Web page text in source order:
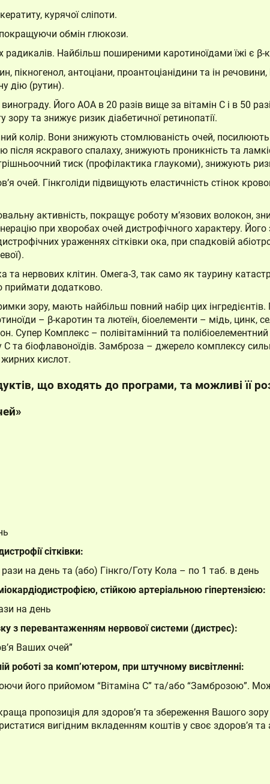
курячої сліпоти.
покращуючи обмін глюкози.
радикалів. Найбільш поширеними каротиноїдами їжі є β-
пікногенол, антоціани, проантоціанідини та ін
дію (рутин).
Його АОА в 20 разів вище за вітамін С і в 50
та знижує ризик діабетичної ретинопатії.
колір. Вони знижують стомлюваність очей, посилюють
яскравого спалаху, знижують проникність та
тиск (профілактика глаукоми), знижують
очей. Гінкголіди підвищують еластичність стінок
активність, покращує роботу м’язових волокон,
при хворобах очей дистрофічного характеру.
ураженнях сітківки ока, при спадковій
та нервових клітин. Омега-3, так само як таурину
приймати додатково.
зору, мають найбільш повний набір цих
– β-каротин та лютеїн, біоелементи – мідь, цинк,
Супер Комплекс – полівітамінний та
та біофлавоноїдів. Замброза – джерело комплексу
кислот.
що входять до програми, та можливі її
сітківки:
на день та (або) Гінкго/Готу Кола – по 1 таб. в день
стійкою артеріальною гіпертензією:
на день
з перевантаженням нервової системи (дистрес):
Ваших очей”
роботі за комп’ютером, при штучному висвітленні:
його прийомом “Вітаміна С” та/або “Замброзою”.
пропозиція для здоров’я та збереження Вашого зору
вигідним вкладенням коштів у своє здоров’я та